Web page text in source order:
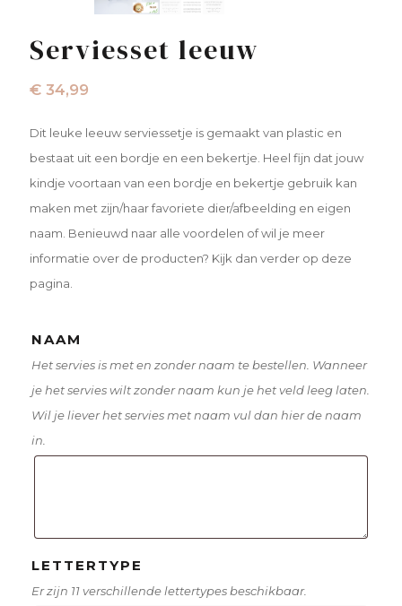
Serviesset leeuw
€ 34,99
Dit leuke leeuw serviessetje is gemaakt van plastic en
bestaat uit een bordje en een bekertje. Heel fijn dat jouw
kindje voortaan van een bordje en bekertje gebruik kan
maken met zijn/haar favoriete dier/afbeelding en eigen
naam. Benieuwd naar alle voordelen of wil je meer
informatie over de producten? Kijk dan verder op deze
pagina.
NAAM
Het servies is met en zonder naam te bestellen. Wanneer
je het servies wilt zonder naam kun je het veld leeg laten.
Wil je liever het servies met naam vul dan hier de naam
in.
LETTERTYPE
Er zijn 11 verschillende lettertypes beschikbaar.